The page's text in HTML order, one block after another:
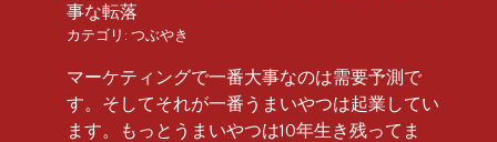
事な転落
カテゴリ: つぶやき
マーケティングで一番大事なのは需要予測で
す。そしてそれが一番うまいやつは起業してい
ます。もっとうまいやつは10年生き残ってま